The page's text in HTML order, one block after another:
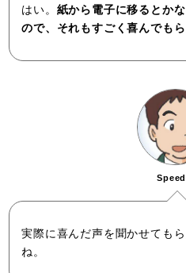
はい。 紙から電子に移るとか
ので、それもすごく喜んでもら
実際に喜んだ声を聞かせても
ね。